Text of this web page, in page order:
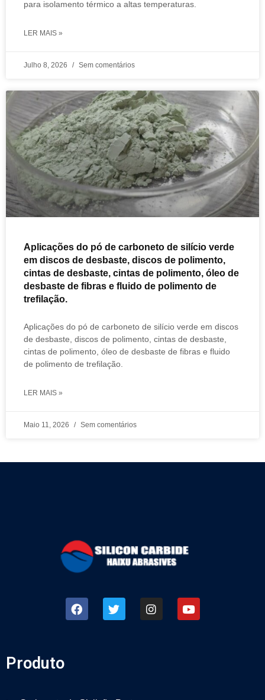
para isolamento térmico a altas temperaturas.
LER MAIS »
Julho 8, 2026 Sem comentários
Aplicações do pó de carboneto de silício verde
em discos de desbaste, discos de polimento,
cintas de desbaste, cintas de polimento, óleo de
desbaste de fibras e fluido de polimento de
trefilação.
Aplicações do pó de carboneto de silício verde em discos
de desbaste, discos de polimento, cintas de desbaste,
cintas de polimento, óleo de desbaste de fibras e fluido
de polimento de trefilação.
LER MAIS »
Maio 11, 2026 Sem comentários
Produto